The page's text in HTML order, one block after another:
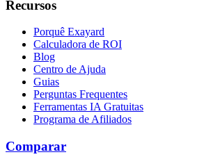
Recursos
Porquê Exayard
Calculadora de ROI
Blog
Centro de Ajuda
Guias
Perguntas Frequentes
Ferramentas IA Gratuitas
Programa de Afiliados
Comparar